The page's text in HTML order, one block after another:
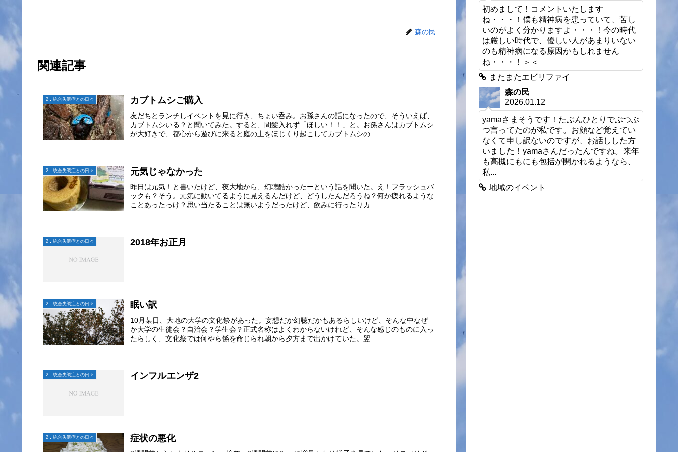
森の民
関連記事
2．統合失調症との日々 カブトムシご購入
友だちとランチしイベントを見に行き、ちょい呑み。お孫さんの話になったので、そういえば、
カブトムシいる？と聞いてみた。すると、間髪入れず「ほしい！！」と。お孫さんはカブトムシ
が大好きで、都心から遊びに来ると庭の土をほじくり起こしてカブトムシの...
2．統合失調症との日々 元気じゃなかった
昨日は元気！と書いたけど、夜大地から、幻聴酷かったーという話を聞いた。え！フラッシュバ
ックも？そう。元気に動いてるように見えるんだけど、どうしたんだろうね？何か疲れるような
ことあったっけ？思い当たることは無いようだったけど、飲みに行ったりカ...
2．統合失調症との日々 2018年お正月
2．統合失調症との日々 眠い訳
10月某日、大地の大学の文化祭があった。妄想だか幻聴だかもあるらしいけど、そんな中なぜ
か大学の生徒会？自治会？学生会？正式名称はよくわからないけれど、そんな感じのものに入っ
たらしく、文化祭では何やら係を命じられ朝から夕方まで出かけていた。翌...
2．統合失調症との日々 インフルエンザ2
2．統合失調症との日々 症状の悪化
初めまして！コメントいたします
ね・・・！僕も精神病を患っていて、苦し
いのがよく分かりますよ・・・！今の時代
は厳しい時代で、優しい人があまりいない
のも精神病になる原因かもしれません
ね・・・！＞＜
またまたエビリファイ
森の民
2026.01.12
yamaさまそうです！たぶんひとりでぶつぶ
つ言ってたのが私です。お顔など覚えてい
なくて申し訳ないのですが、お話しした方
いました！yamaさんだったんですね。来年
も高槻にもにも包括が開かれるようなら、
私...
地域のイベント